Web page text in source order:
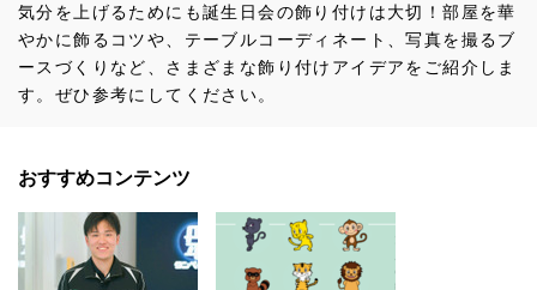
気分を上げるためにも誕生日会の飾り付けは大切！部屋を華
やかに飾るコツや、テーブルコーディネート、写真を撮るブ
ースづくりなど、さまざまな飾り付けアイデアをご紹介しま
す。ぜひ参考にしてください。
おすすめコンテンツ